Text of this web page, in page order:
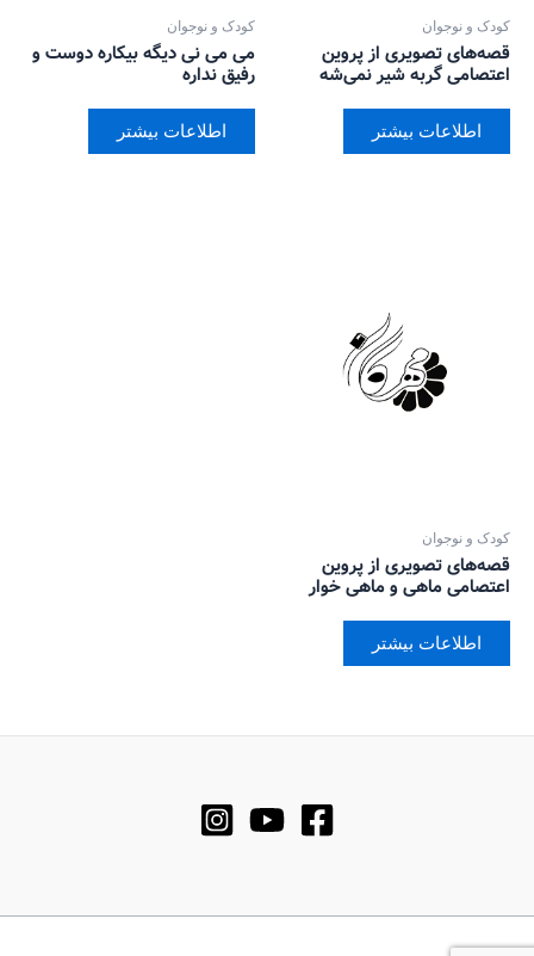
کودک و نوجوان
قصه‌های تصویری از پروین
اعتصامی گربه شیر نمی‌شه
اطلاعات بیشتر
کودک و نوجوان
می می نی دیگه بیکاره دوست و
رفیق نداره
اطلاعات بیشتر
کودک و نوجوان
قصه‌های تصویری از پروین
اعتصامی ماهی و ماهی خوار
اطلاعات بیشتر